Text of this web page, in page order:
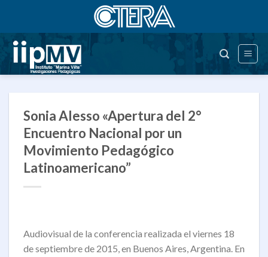
contenido
Sonia Alesso «Apertura del 2°
Encuentro Nacional por un
Movimiento Pedagógico
Latinoamericano”
Audiovisual de la conferencia realizada el viernes 18
de septiembre de 2015, en Buenos Aires, Argentina. En